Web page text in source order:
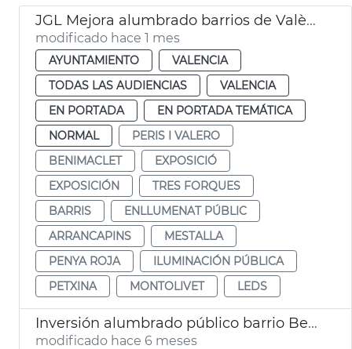
JGL Mejora alumbrado barrios de València
modificado hace 1 mes
AYUNTAMIENTO
VALENCIA
TODAS LAS AUDIENCIAS
VALENCIA
EN PORTADA
EN PORTADA TEMÁTICA
NORMAL
PERIS I VALERO
BENIMACLET
EXPOSICIÓ
EXPOSICIÓN
TRES FORQUES
BARRIS
ENLLUMENAT PÚBLIC
ARRANCAPINS
MESTALLA
PENYA ROJA
ILUMINACIÓN PÚBLICA
PETXINA
MONTOLIVET LEDS
Inversión alumbrado público barrio Benicalap
modificado hace 6 meses